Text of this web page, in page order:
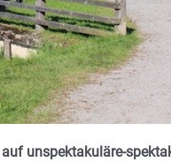
unspektakuläre-